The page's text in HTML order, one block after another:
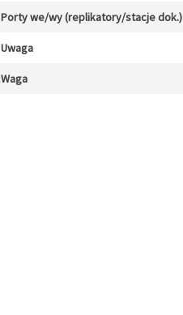
Porty we/wy (replikatory/stacje dok.)
Uwaga
Waga